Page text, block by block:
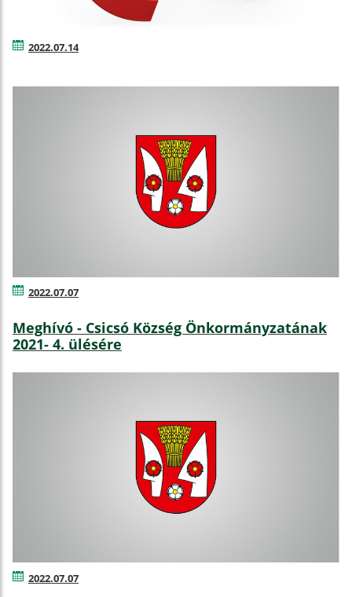
2022.07.14
2022.07.07
Meghívó - Csicsó Község Önkormányzatának
2021- 4. ülésére
2022.07.07